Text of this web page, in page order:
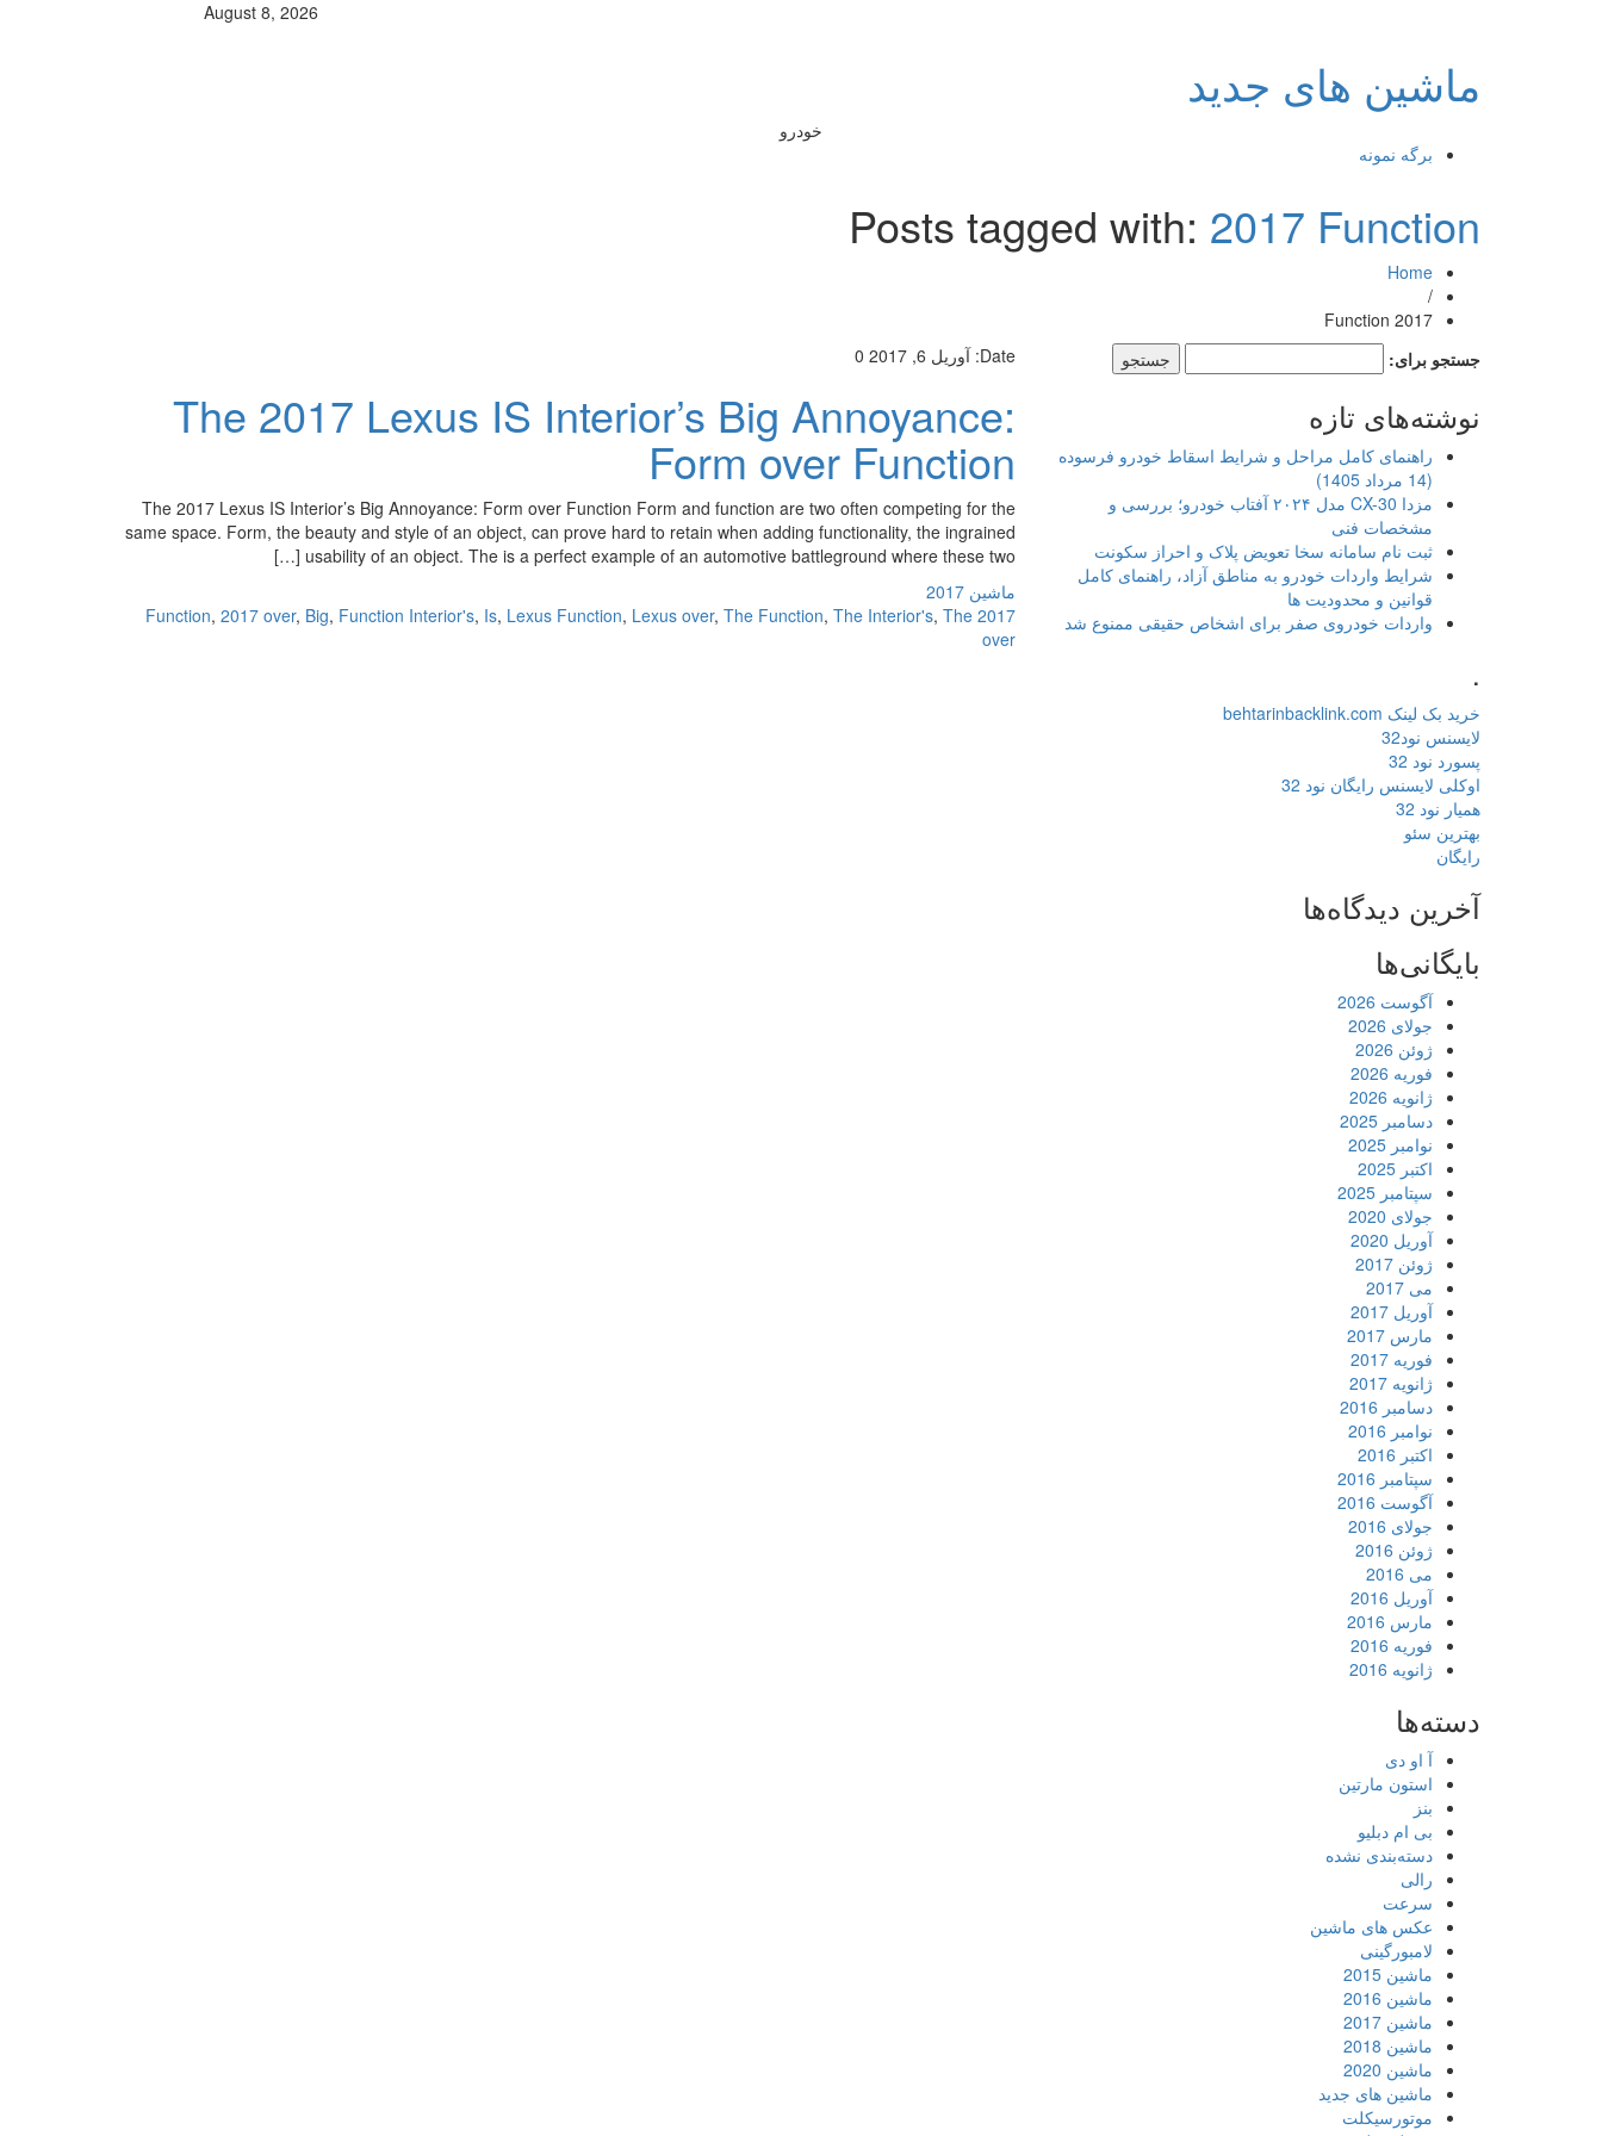
August 8, 2026
ماشین های جدید
خودرو
برگه نمونه
Posts tagged with: 2017 Function
Home
/
2017 Function
Date: آوریل 6, 2017 0
The 2017 Lexus IS Interior’s Big Annoyance:
Form over Function
The 2017 Lexus IS Interior’s Big Annoyance: Form over Function Form and function are two often competing for the
same space. Form, the beauty and style of an object, can prove hard to retain when adding functionality, the ingrained
usability of an object. The is a perfect example of an automotive battleground where these two […]
ماشین 2017
2017 Function
, 2017 over, Big, Function Interior's, Is, Lexus Function, Lexus over, The Function, The Interior's, The
over
جستجو برای:
نوشته‌های تازه
راهنمای کامل مراحل و شرایط اسقاط خودرو فرسوده
(14 مرداد 1405)
مزدا CX-30 مدل ۲۰۲۴ آفتاب خودرو؛ بررسی و
مشخصات فنی
ثبت نام سامانه سخا تعویض پلاک و احراز سکونت
شرایط واردات خودرو به مناطق آزاد، راهنمای کامل
قوانین و محدودیت ها
واردات خودروی صفر برای اشخاص حقیقی ممنوع شد
.
خرید بک لینک behtarinbacklink.com
لایسنس نود32
پسورد نود 32
اوکلی لایسنس رایگان نود 32
همیار نود 32
بهترین سئو
رایگان
آخرین دیدگاه‌ها
بایگانی‌ها
آگوست 2026
جولای 2026
ژوئن 2026
فوریه 2026
ژانویه 2026
دسامبر 2025
نوامبر 2025
اکتبر 2025
سپتامبر 2025
جولای 2020
آوریل 2020
ژوئن 2017
می 2017
آوریل 2017
مارس 2017
فوریه 2017
ژانویه 2017
دسامبر 2016
نوامبر 2016
اکتبر 2016
سپتامبر 2016
آگوست 2016
جولای 2016
ژوئن 2016
می 2016
آوریل 2016
مارس 2016
فوریه 2016
ژانویه 2016
دسته‌ها
آ او دی
استون مارتین
بنز
بی ام دبلیو
دسته‌بندی نشده
رالی
سرعت
عکس های ماشین
لامبورگینی
ماشین 2015
ماشین 2016
ماشین 2017
ماشین 2018
ماشین 2020
ماشین های جدید
موتورسیکلت